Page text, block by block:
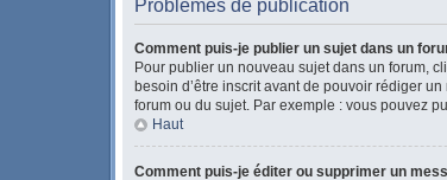
Problèmes de publication
Comment puis-je publier un sujet dans un
Pour publier un nouveau sujet dans un forum,
besoin d’être inscrit avant de pouvoir rédiger
forum ou du sujet. Par exemple : vous pouvez
Haut
Comment puis-je éditer ou supprimer un